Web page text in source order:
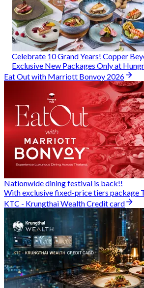
Exclusive New Packages Only at
Eat Out with Marriott Bonvoy 2026
Nationwide dining festival is back!!
KTC - Krungthai Wealth Credit card